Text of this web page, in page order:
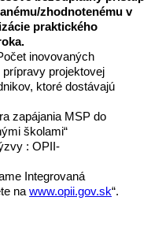
zhodnotenému v
praktického
inovovaných
projektovej
ktoré dostávajú
zapájania MSP do
školami“
: OPII-
Integrovaná
nawww.opii.gov.sk“.